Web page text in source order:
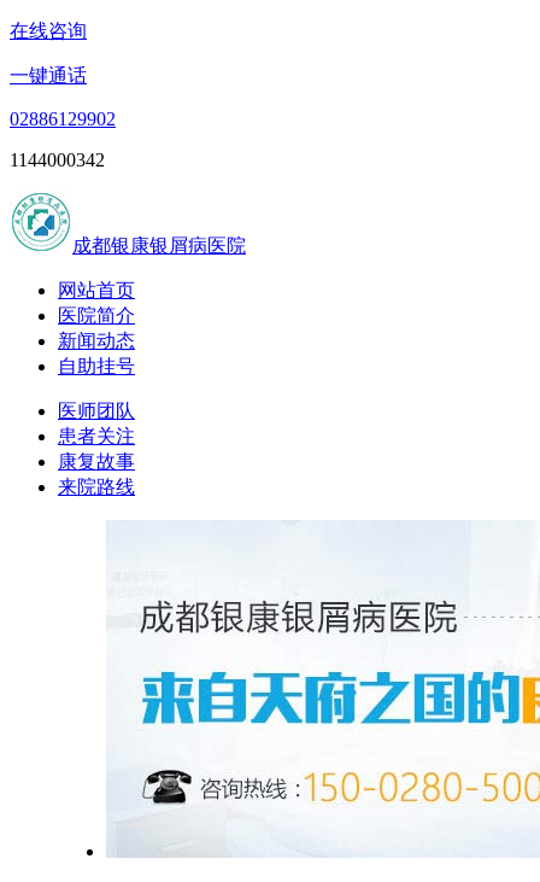
在线咨询
一键通话
02886129902
1144000342
成都银康银屑病医院
网站首页
医院简介
新闻动态
自助挂号
医师团队
患者关注
康复故事
来院路线